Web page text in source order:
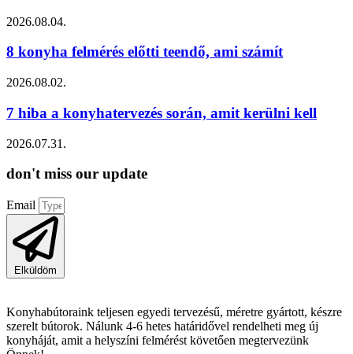
2026.08.04.
8 konyha felmérés előtti teendő, ami számít
2026.08.02.
7 hiba a konyhatervezés során, amit kerülni kell
2026.07.31.
don't miss our update
Email
Elküldöm
Konyhabútoraink teljesen egyedi tervezésű, méretre gyártott, készre
szerelt bútorok. Nálunk 4-6 hetes határidővel rendelheti meg új
konyháját, amit a helyszíni felmérést követően megtervezünk